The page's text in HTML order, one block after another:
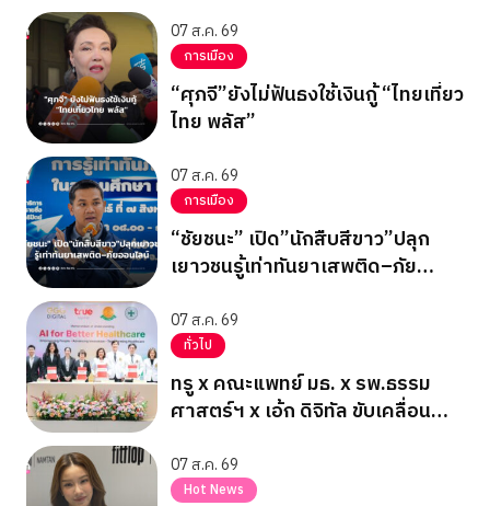
07 ส.ค. 69
การเมือง
“ศุภจี”ยังไม่ฟันธงใช้เงินกู้ “ไทยเที่ยว
ไทย พลัส”
07 ส.ค. 69
การเมือง
“ชัยชนะ” เปิด”นักสืบสีขาว”ปลุก
เยาวชนรู้เท่าทันยาเสพติด–ภัย
07 ส.ค. 69
ทั่วไป
ทรู x คณะแพทย์ มธ. x รพ.ธรรม
ศาสตร์ฯ x เอ้ก ดิจิทัล ขับเคลื่อน
07 ส.ค. 69
Hot News